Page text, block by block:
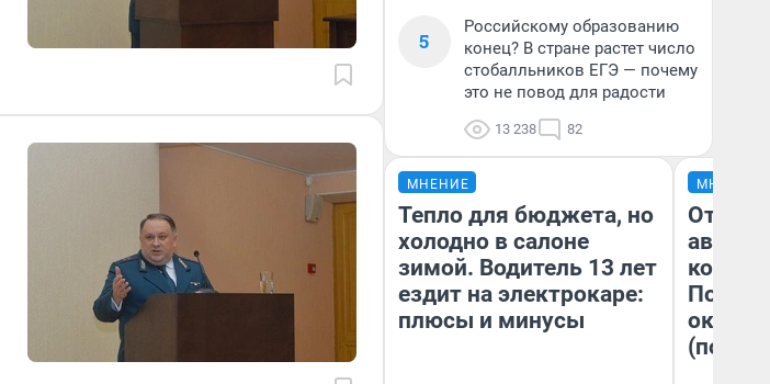
5
Российскому образованию
конец? В стране растет число
стобалльников ЕГЭ — почему
это не повод для радости
13 238 82
МНЕНИЕ
Тепло для бюджета, но
холодно в салоне
зимой. Водитель 13 лет
ездит на электрокаре:
плюсы и минусы
МНЕНИЕ
От
(почти